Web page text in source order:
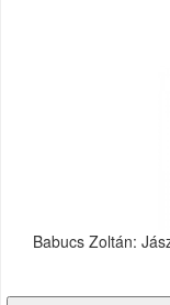
Babucs Zoltán: